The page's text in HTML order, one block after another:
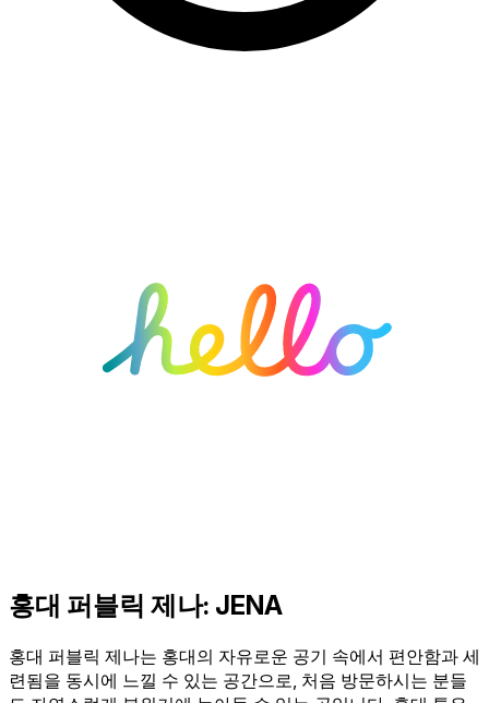
홍대 퍼블릭 제나: JENA
홍대 퍼블릭 제나는 홍대의 자유로운 공기 속에서 편안함과 세
련됨을 동시에 느낄 수 있는 공간으로, 처음 방문하시는 분들